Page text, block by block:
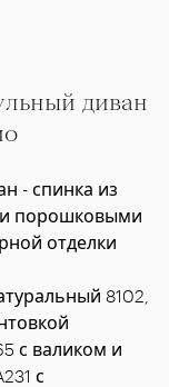
диван
- спинка из
порошковыми
отделки
8102,
с валиком и
с